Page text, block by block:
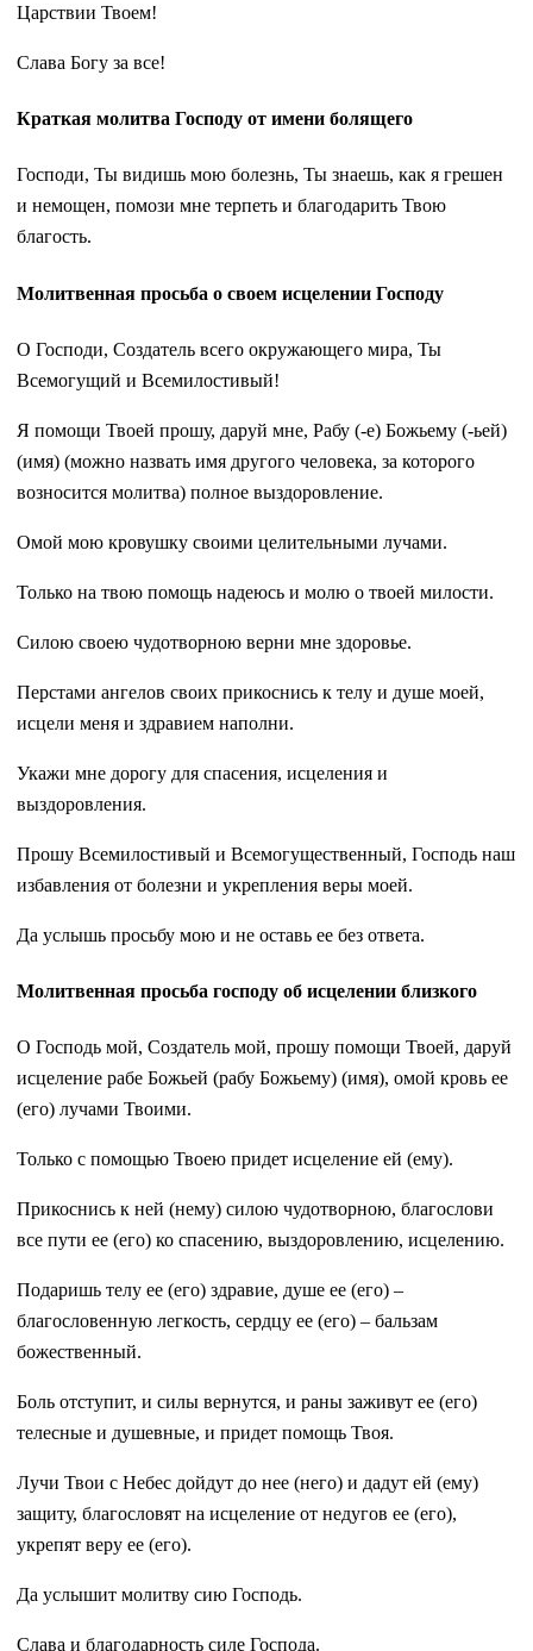
Царствии Твоем!
Слава Богу за все!
Краткая молитва Господу от имени болящего
Господи, Ты видишь мою болезнь, Ты знаешь, как я грешен
и немощен, помози мне терпеть и благодарить Твою
благость.
Молитвенная просьба о своем исцелении Господу
О Господи, Создатель всего окружающего мира, Ты
Всемогущий и Всемилостивый!
Я помощи Твоей прошу, даруй мне, Рабу (-е) Божьему (-ьей)
(имя) (можно назвать имя другого человека, за которого
возносится молитва) полное выздоровление.
Омой мою кровушку своими целительными лучами.
Только на твою помощь надеюсь и молю о твоей милости.
Силою своею чудотворною верни мне здоровье.
Перстами ангелов своих прикоснись к телу и душе моей,
исцели меня и здравием наполни.
Укажи мне дорогу для спасения, исцеления и
выздоровления.
Прошу Всемилостивый и Всемогущественный, Господь наш
избавления от болезни и укрепления веры моей.
Да услышь просьбу мою и не оставь ее без ответа.
Молитвенная просьба господу об исцелении близкого
О Господь мой, Создатель мой, прошу помощи Твоей, даруй
исцеление рабе Божьей (рабу Божьему) (имя), омой кровь ее
(его) лучами Твоими.
Только с помощью Твоею придет исцеление ей (ему).
Прикоснись к ней (нему) силою чудотворною, благослови
все пути ее (его) ко спасению, выздоровлению, исцелению.
Подаришь телу ее (его) здравие, душе ее (его) –
благословенную легкость, сердцу ее (его) – бальзам
божественный.
Боль отступит, и силы вернутся, и раны заживут ее (его)
телесные и душевные, и придет помощь Твоя.
Лучи Твои с Небес дойдут до нее (него) и дадут ей (ему)
защиту, благословят на исцеление от недугов ее (его),
укрепят веру ее (его).
Да услышит молитву сию Господь.
Слава и благодарность силе Господа.